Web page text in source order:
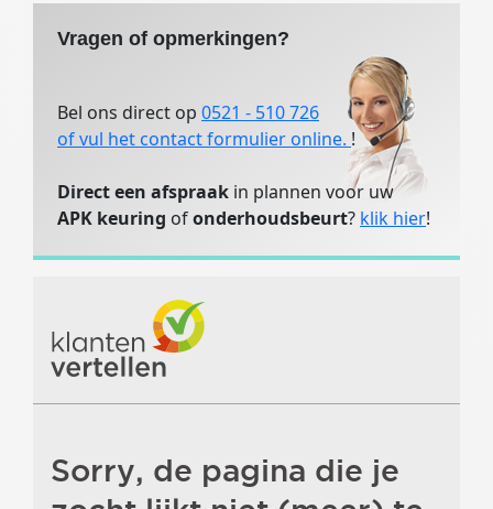
Dakreling
Dakrails aluminium
ABS
ASR Anti doorslip regeling
Achteruit rij camera
Boordcomputer
Cruise control
Regensensor
Vragen of opmerkingen?
Bel ons direct op 0521 - 510 726
of vul het contact formulier online. !
Direct een afspraak in plannen voor uw
APK keuring ofonderhoudsbeurt? klik hier!